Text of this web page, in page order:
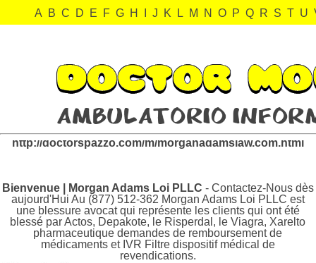
A B C D E F G H J K L M N O P Q R S T U
morganadamslaw.com Revisión:
http://doctorspazzo.com/m/morganadamslaw.com.html
Bienvenue | Morgan Adams Loi PLLC - Contactez-Nous dès
aujourd'Hui Au (877) 512-362 Morgan Adams Loi PLLC est
une blessure avocat qui représente les clients qui ont été
blessé par Actos, Depakote, le Risperdal, le Viagra, Xarelto
pharmaceutique demandes de remboursement de
médicaments et IVR Filtre dispositif médical de
revendications.